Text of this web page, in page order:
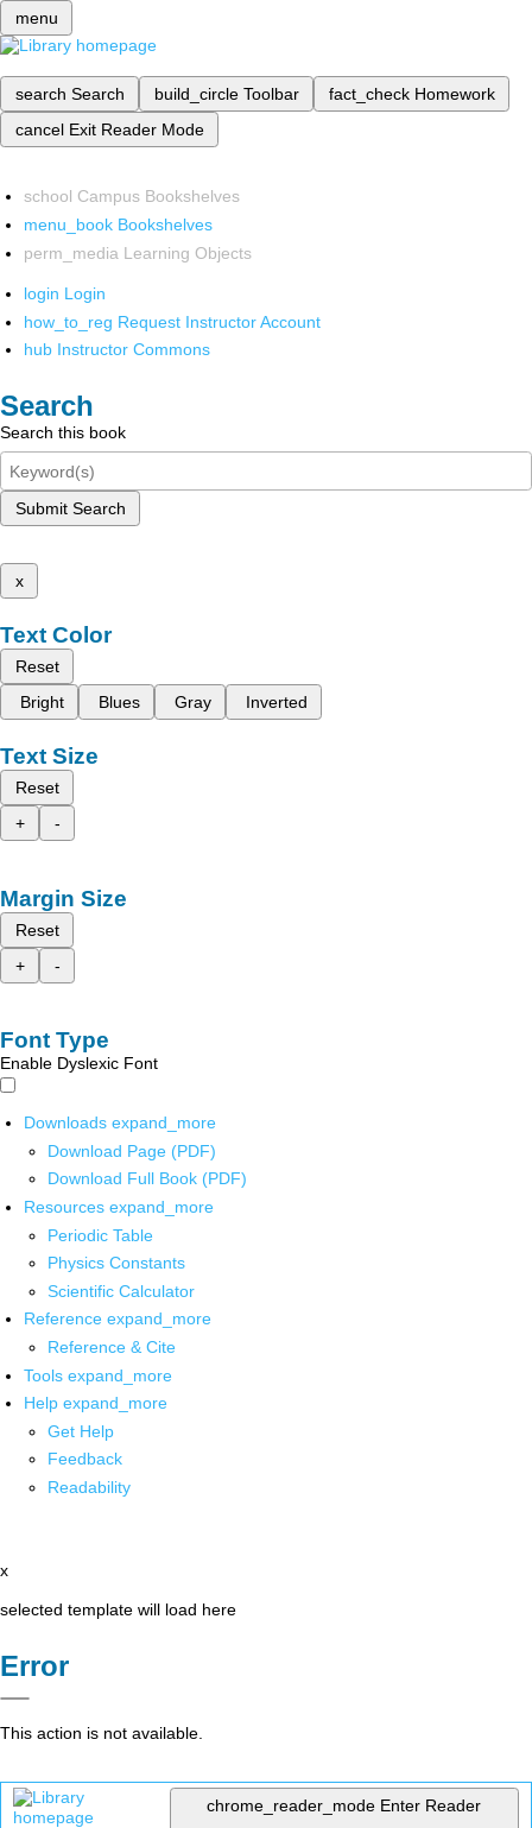
menu
search Search build_circle Toolbar fact_check Homework
cancel Exit Reader Mode
school Campus Bookshelves
menu_book Bookshelves
perm_media Learning Objects
login Login
how_to_reg Request Instructor Account
hub Instructor Commons
Search
Search this book
Submit Search
x
Text Color
Reset
Bright
Blues Gray Inverted
Text Size
Reset
+
-
Margin Size
Reset
+
-
Font Type
Enable Dyslexic Font
Downloads expand_more
Download Page (PDF)
Download Full Book (PDF)
Resources expand_more
Periodic Table
Physics Constants
Scientific Calculator
Reference expand_more
Reference & Cite
Tools expand_more
Help expand_more
Get Help
Feedback
Readability
x
selected template will load here
Error
This action is not available.
chrome_reader_mode Enter Reader